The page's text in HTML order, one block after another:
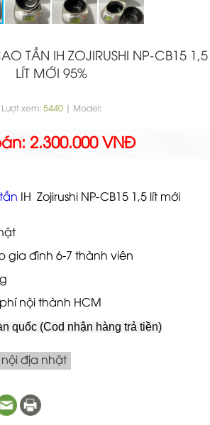
TẦN IH ZOJIRUSHI NP-CB15 1,5
LÍT MỚI 95%
Lượt xem: 5440| Model:
2.300.000 VNĐ
IH Zojirushi NP-CB15 1,5 lít mới
gia đình 6-7 thành viên
nội thành HCM
quốc (Cod nhận hàng trả tiền)
nội địa nhật